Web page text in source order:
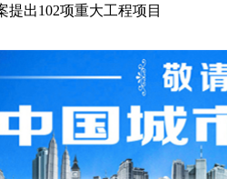
提出102项重大工程项目